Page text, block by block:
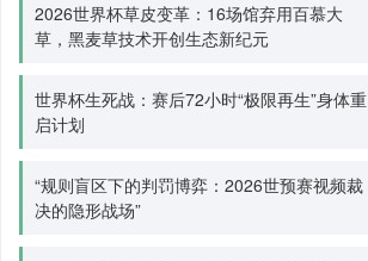
2026世界杯草皮变革：16场馆弃用百慕大
草，黑麦草技术开创生态新纪元
世界杯生死战：赛后72小时“极限再生”身体重
启计划
“规则盲区下的判罚博弈：2026世预赛视频裁
决的隐形战场”